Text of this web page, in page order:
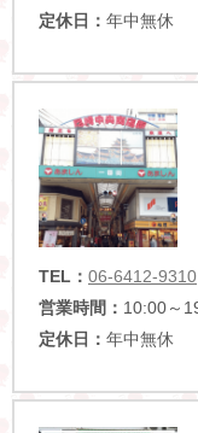
定休日： 年中無休
TEL： 06-6412-9310
営業時間： 10:00～
定休日： 年中無休